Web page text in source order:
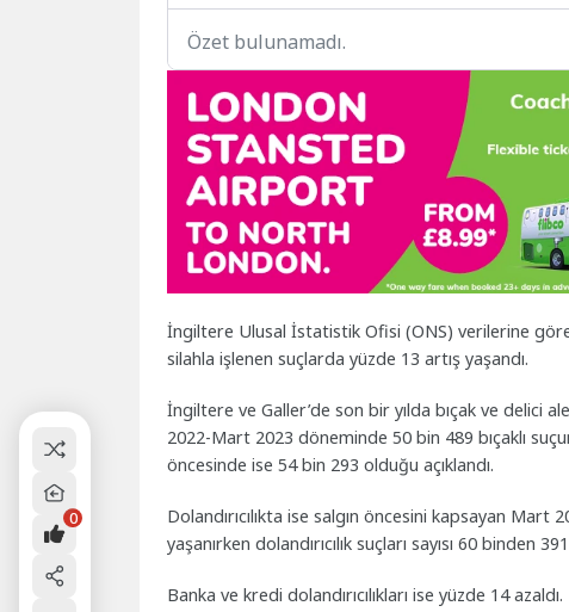
Özet bulunamadı.
İngiltere Ulusal İstatistik Ofisi (ONS) verilerine
silahla işlenen suçlarda yüzde 13 artış yaşandı.
İngiltere ve Galler’de son bir yılda bıçak ve delici
2022-Mart 2023 döneminde 50 bin 489 bıçaklı
öncesinde ise 54 bin 293 olduğu açıklandı.
Dolandırıcılıkta ise salgın öncesini kapsayan
yaşanırken dolandırıcılık suçları sayısı 60 binden
Banka ve kredi dolandırıcılıkları ise yüzde 14 azaldı.
0